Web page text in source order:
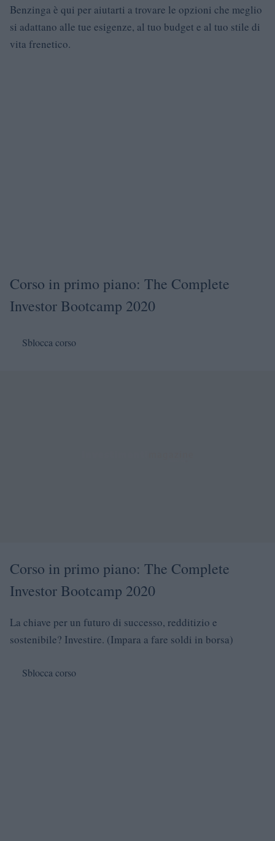
Benzinga è qui per aiutarti a trovare le opzioni che meglio
si adattano alle tue esigenze, al tuo budget e al tuo stile di
vita frenetico.
Corso in primo piano: The Complete
Investor Bootcamp 2020
Sblocca corso
Corso in primo piano: The Complete
Investor Bootcamp 2020
La chiave per un futuro di successo, redditizio e
sostenibile? Investire. (Impara a fare soldi in borsa)
Sblocca corso